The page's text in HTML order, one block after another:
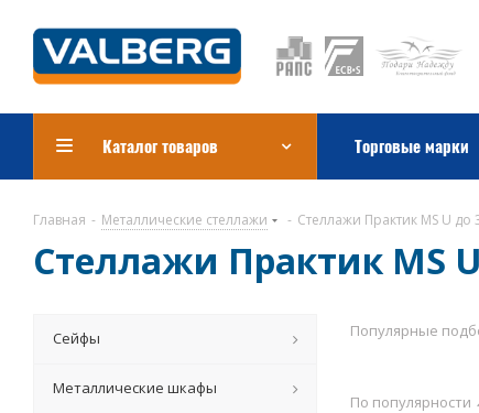
Каталог товаров Торговые марки
Главная - Металлические стеллажи - Стеллажи Практик MS U до
Стеллажи Практик MS
Популярные
По популярности
Сейфы
Металлические шкафы